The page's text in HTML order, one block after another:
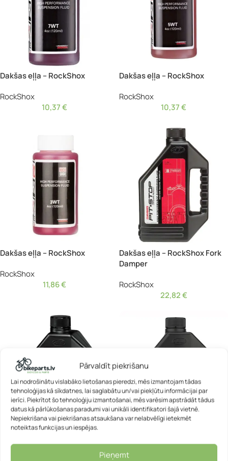
Pārvaldīt piekrišanu
Lai nodrošinātu vislabāko lietošanas pieredzi, mēs izmantojam tādas
tehnoloģijas kā sīkdatnes, lai saglabātu un/vai piekļūtu informācijai par
ierīci. Piekrītot šo tehnoloģiju izmantošanai, mēs varēsim apstrādāt tādus
datus kā pārlūkošanas paradumi vai unikāli identifikatori šajā vietnē.
Nepiekrišana vai piekrišanas atsaukšana var nelabvēlīgi ietekmēt
noteiktas funkcijas un iespējas.
Pieņemt
Dakšas eļļa – RockShox
RockShox
10,37€
Dakšas eļļa – RockShox
RockShox
10,37€
Dakšas eļļa – RockShox
RockShox
11,86€
Dakšas eļļa – RockShox Fork
Damper
RockShox
22,82€
Maxima Plush